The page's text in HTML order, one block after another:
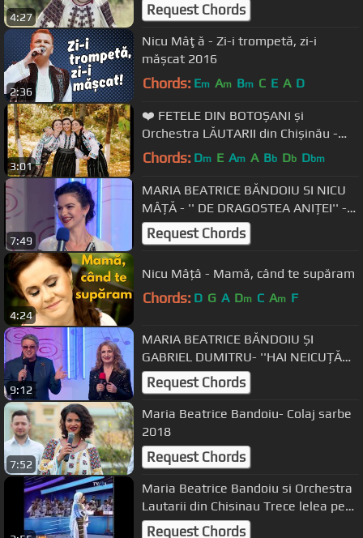
4:27 Request Chords
2:36
Nicu Mâţă - Zi-i trompetă, zi-i
mășcat 2016
Chords: Em Am Bm C E A D
3:01
❤️ FETELE DIN BOTOȘANI și
Orchestra LĂUTARII din Chișinău -
Dragostea îi taină mare
Chords: Dm E Am A Bb Db Dbm
7:49
MARIA BEATRICE BĂNDOIU SI NICU
MÂȚĂ - '' DE DRAGOSTEA ANIȚEI'' -
Familia Favorit (septembrie 2022)
Request Chords
4:24
Nicu Mâțâ - Mamă, când te supăram
Chords: D G A Dm C Am F
9:12
MARIA BEATRICE BĂNDOIU ȘI
GABRIEL DUMITRU- ''HAI NEICUȚĂ
LA IUBIT'' -FAMOLIA
FAVORIT(decembrie 2023)
Request Chords
7:52
Maria Beatrice Bandoiu- Colaj sarbe
2018
Request Chords
Maria Beatrice Bandoiu si Orchestra
Lautarii din Chisinau Trece lelea pe
colnic
Request Chords